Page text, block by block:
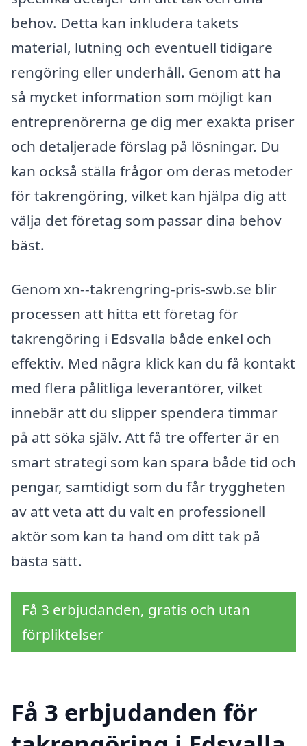
behov. Detta kan inkludera takets
material, lutning och eventuell tidigare
rengöring eller underhåll. Genom att ha
så mycket information som möjligt kan
entreprenörerna ge dig mer exakta priser
och detaljerade förslag på lösningar. Du
kan också ställa frågor om deras metoder
för takrengöring, vilket kan hjälpa dig att
välja det företag som passar dina behov
bäst.
Genom xn--takrengring-pris-swb.se blir
processen att hitta ett företag för
takrengöring i Edsvalla både enkel och
effektiv. Med några klick kan du få kontakt
med flera pålitliga leverantörer, vilket
innebär att du slipper spendera timmar
på att söka själv. Att få tre offerter är en
smart strategi som kan spara både tid och
pengar, samtidigt som du får tryggheten
av att veta att du valt en professionell
aktör som kan ta hand om ditt tak på
bästa sätt.
Få 3 erbjudanden, gratis och utan
förpliktelser
Få 3 erbjudanden för